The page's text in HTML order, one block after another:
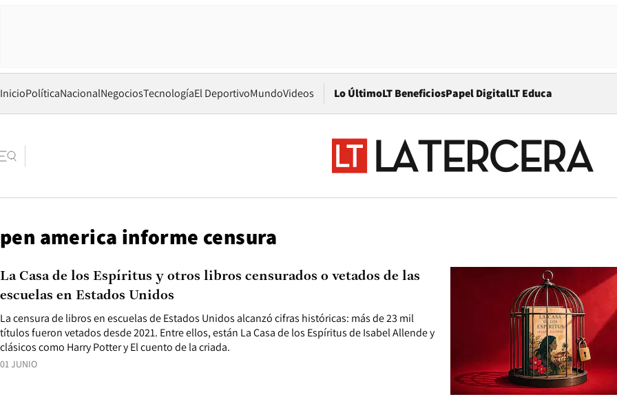
InicioPolíticaNacionalNegociosTecnologíaEl DeportivoMundoVideos Lo ÚltimoLT BeneficiosPapel DigitalOpens in new window
LT Educa
pen america informe censura
01 JUNIO
La censura de libros en escuelas de Estados Unidos alcanzó cifras históricas: más de 23 mil
títulos fueron vetados desde 2021. Entre ellos, están La Casa de los Espíritus de Isabel Allende y
clásicos como Harry Potter y El cuento de la criada.
La Casa de los Espíritus y otros libros censurados o vetados de las
escuelas en Estados Unidos